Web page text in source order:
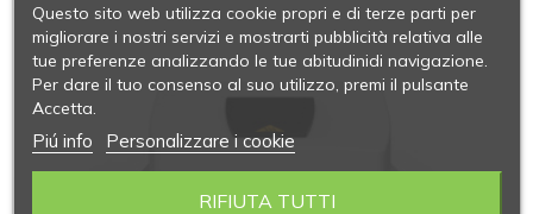
Questo sito web utilizza cookie propri e di terze parti per
migliorare i nostri servizi e mostrarti pubblicità relativa alle
tue preferenze analizzando le tue abitudinidi navigazione.
Per dare il tuo consenso al suo utilizzo, premi il pulsante
Accetta.
Piú info Personalizzare i cookie
RIFIUTA TUTTI